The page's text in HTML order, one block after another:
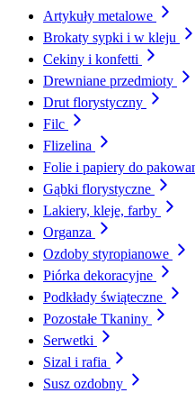
Artykuły metalowe
Brokaty sypki i w kleju
Cekiny i konfetti
Drewniane przedmioty
Drut florystyczny
Filc
Flizelina
Folie i papiery do
Gąbki florystyczne
Lakiery, kleje, farby
Organza
Ozdoby styropianowe
Piórka dekoracyjne
Podkłady świąteczne
Pozostałe Tkaniny
Serwetki
Sizal i rafia
Susz ozdobny